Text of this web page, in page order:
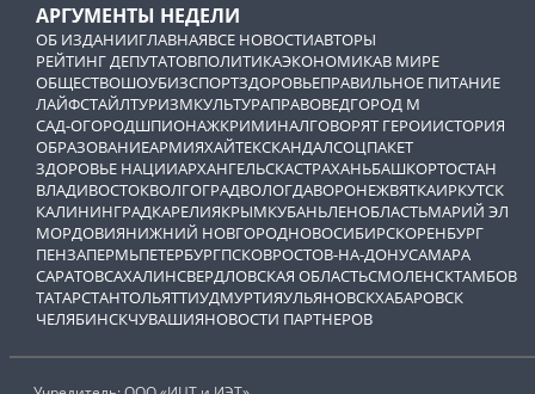
АРГУМЕНТЫ НЕДЕЛИ
ОБ ИЗДАНИИГЛАВНАЯВСЕ НОВОСТИАВТОРЫ
РЕЙТИНГ ДЕПУТАТОВПОЛИТИКАЭКОНОМИКАВ МИРЕ
ОБЩЕСТВОШОУБИЗСПОРТЗДОРОВЬЕПРАВИЛЬНОЕ ПИТАНИЕ
ЛАЙФСТАЙЛТУРИЗМКУЛЬТУРАПРАВОВЕДГОРОД М
САД-ОГОРОДШПИОНАЖКРИМИНАЛГОВОРЯТ ГЕРОИИСТОРИЯ
ОБРАЗОВАНИЕАРМИЯХАЙТЕКСКАНДАЛСОЦПАКЕТ
ЗДОРОВЬЕ НАЦИИАРХАНГЕЛЬСКАСТРАХАНЬБАШКОРТОСТАН
ВЛАДИВОСТОКВОЛГОГРАДВОЛОГДАВОРОНЕЖВЯТКАИРКУТСК
КАЛИНИНГРАДКАРЕЛИЯКРЫМКУБАНЬЛЕНОБЛАСТЬМАРИЙ ЭЛ
МОРДОВИЯНИЖНИЙ НОВГОРОДНОВОСИБИРСКОРЕНБУРГ
ПЕНЗАПЕРМЬПЕТЕРБУРГПСКОВРОСТОВ-НА-ДОНУСАМАРА
САРАТОВСАХАЛИНСВЕРДЛОВСКАЯ ОБЛАСТЬСМОЛЕНСКТАМБОВ
ТАТАРСТАНТОЛЬЯТТИУДМУРТИЯУЛЬЯНОВСКХАБАРОВСК
ЧЕЛЯБИНСКЧУВАШИЯНОВОСТИ ПАРТНЕРОВ